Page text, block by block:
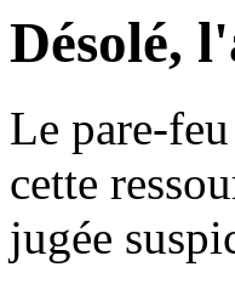
Désolé,
Le pare-
cette
jugée